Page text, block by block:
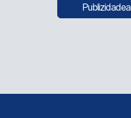
Publizidadea